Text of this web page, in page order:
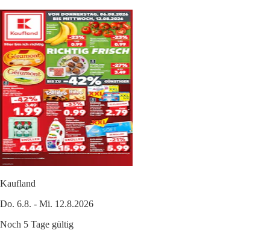
Kaufland
Do. 6.8. - Mi. 12.8.2026
Noch 5 Tage gültig